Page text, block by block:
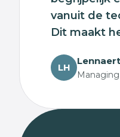
vanuit de
Dit maakt
LH